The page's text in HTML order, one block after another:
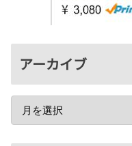
アーカイブ